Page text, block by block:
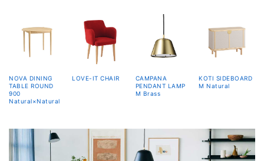
NOVA DINING
TABLE ROUND
900
Natural×Natural
LOVE-IT CHAIR
CAMPANA
PENDANT LAMP
M Brass
KOTI SIDEBOARD
M Natural